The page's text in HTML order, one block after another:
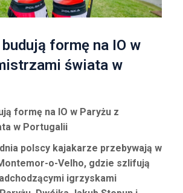
formę na IO w
świata w
formę na IO w Paryżu z
w Portugalii
polscy kajakarze przebywają w
o-Velho, gdzie szlifują
igrzyskami